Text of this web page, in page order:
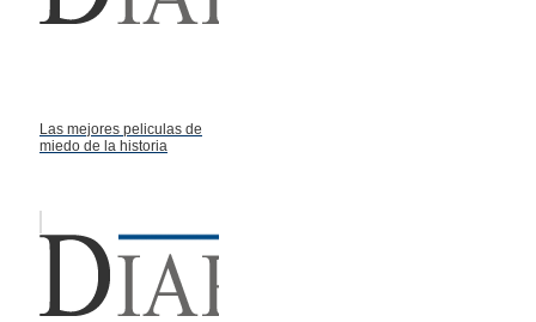
Las mejores peliculas de
miedo de la historia